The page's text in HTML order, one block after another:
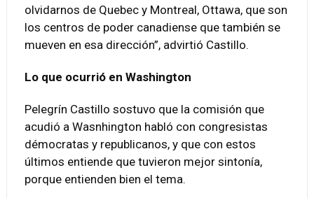
olvidarnos de Quebec y Montreal, Ottawa, que son
los centros de poder canadiense que también se
mueven en esa dirección”, advirtió Castillo.
Lo que ocurrió en Washington
Pelegrín Castillo sostuvo que la comisión que
acudió a Wasnhington habló con congresistas
démocratas y republicanos, y que con estos
últimos entiende que tuvieron mejor sintonía,
porque entienden bien el tema.